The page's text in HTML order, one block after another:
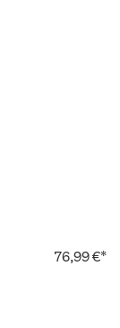
76,99 €*